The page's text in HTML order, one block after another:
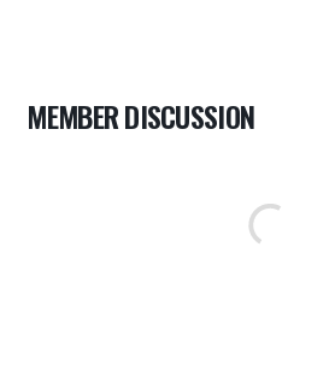
MEMBER DISCUSSION